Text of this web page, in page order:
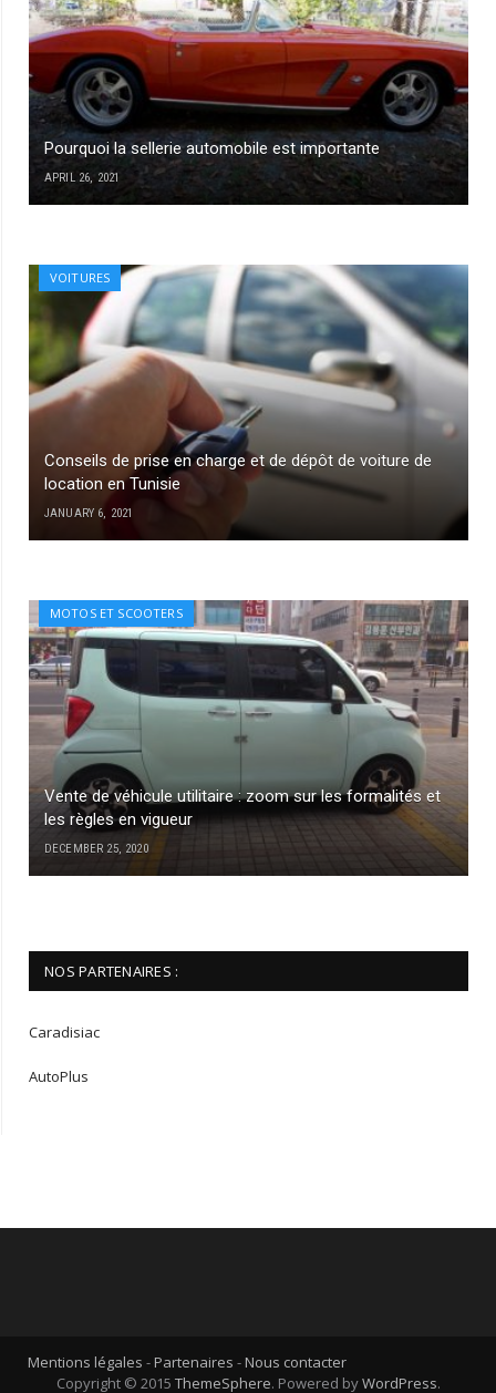
Pourquoi la sellerie automobile est importante
APRIL 26, 2021
VOITURES
Conseils de prise en charge et de dépôt de voiture de
location en Tunisie
JANUARY 6, 2021
MOTOS ET SCOOTERS
Vente de véhicule utilitaire : zoom sur les formalités et
les règles en vigueur
DECEMBER 25, 2020
NOS PARTENAIRES :
Caradisiac
AutoPlus
Mentions légales - Partenaires - Nous contacter
Copyright © 2015 ThemeSphere. Powered byWordPress.